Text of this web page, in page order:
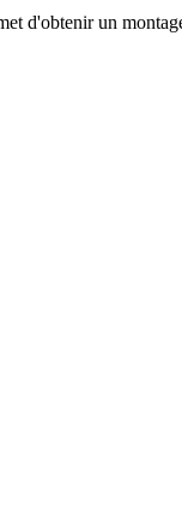
d'obtenir un